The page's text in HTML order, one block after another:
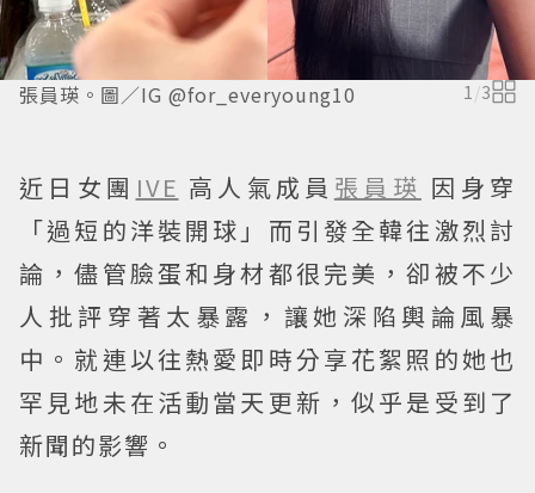
張員瑛。圖／IG @for_everyoung10 1/3
近日女團 IVE 高人氣成員 張員瑛 因身穿
「過短的洋裝開球」而引發全韓往激烈討
論，儘管臉蛋和身材都很完美，卻被不少
人批評穿著太暴露，讓她深陷輿論風暴
中。就連以往熱愛即時分享花絮照的她也
罕見地未在活動當天更新，似乎是受到了
新聞的影響。